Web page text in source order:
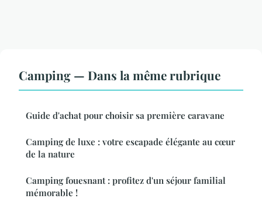
Camping — Dans la même rubrique
Guide d'achat pour choisir sa première caravane
Camping de luxe : votre escapade élégante au cœur
de la nature
Camping fouesnant : profitez d'un séjour familial
mémorable !